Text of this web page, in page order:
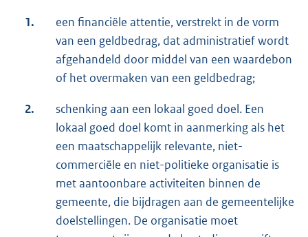
1.
een financiële attentie, verstrekt in de vorm
van een geldbedrag, dat administratief wordt
afgehandeld door middel van een waardebon
of het overmaken van een geldbedrag;
2.
schenking aan een lokaal goed doel. Een
lokaal goed doel komt in aanmerking als het
een maatschappelijk relevante, niet-
commerciële en niet-politieke organisatie is
met aantoonbare activiteiten binnen de
gemeente, die bijdragen aan de gemeentelijke
doelstellingen. De organisatie moet